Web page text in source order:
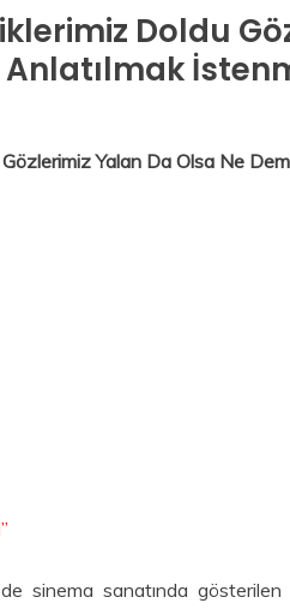
Doldu
Anlatılmak
Yalan Da Olsa Ne
sinema sanatında gösterilen